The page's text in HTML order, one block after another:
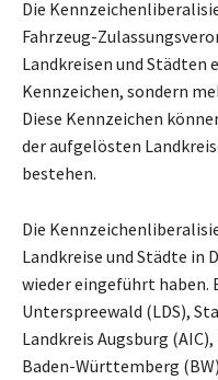
Die
Fahrzeug-
Landkreisen und
Kennzeichen, sondern
Diese Kennzeichen
der aufgelösten
bestehen.
Die
Landkreise und Städte in
wieder eingeführt haben.
Unterspreewald (LDS),
Landkreis Augsburg
Baden-Württemberg